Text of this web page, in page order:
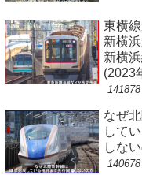
東横
新横
新横
(2023
なぜ
して
しな